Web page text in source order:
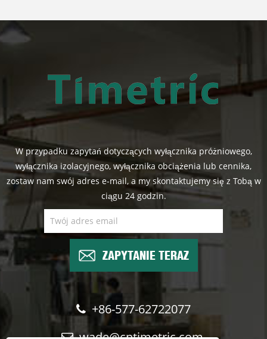
W przypadku zapytań dotyczących wyłącznika próżniowego,
wyłącznika izolacyjnego, wyłącznika obciążenia lub cennika,
zostaw nam swój adres e-mail, a my skontaktujemy się z Tobą w
ciągu 24 godzin.
ZAPYTANIE TERAZ
+86-577-62722077